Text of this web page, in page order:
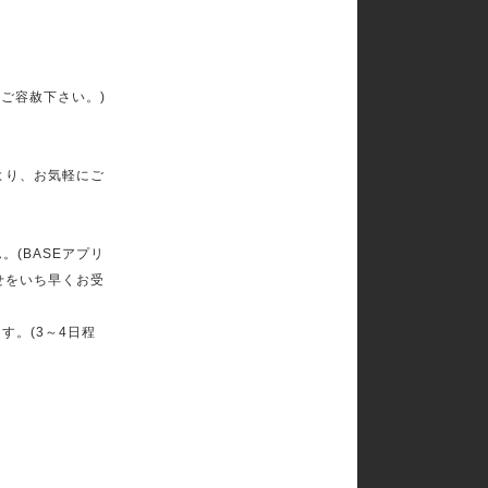
容赦下さい。)
り、お気軽にご
(BASEアプリ
いち早くお受
。(3～4日程